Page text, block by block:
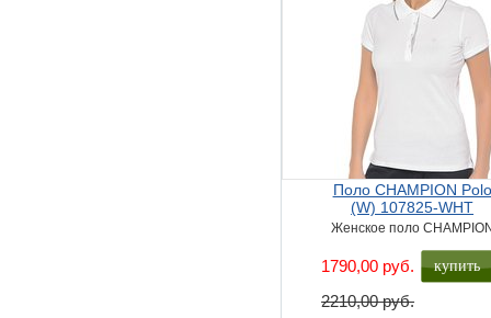
Поло CHAMPION Polo
(W) 107825-WHT
Женское поло
1790,00 руб.
2210,00 руб.
купить